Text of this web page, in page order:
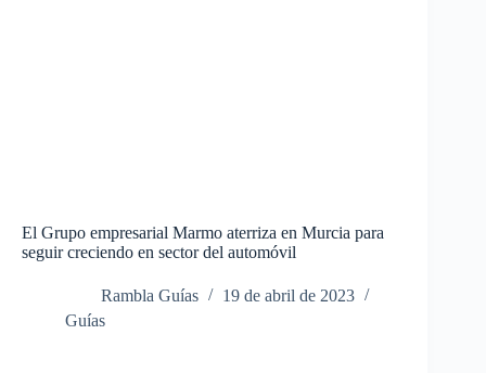
El Grupo empresarial Marmo aterriza en Murcia para
seguir creciendo en sector del automóvil
Rambla Guías
19 de abril de 2023
Guías